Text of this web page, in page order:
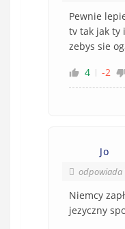
Pewnie
tv tak jak ty
zebys sie
4
-2
Jo
odpowiada
Niemcy
jezyczny